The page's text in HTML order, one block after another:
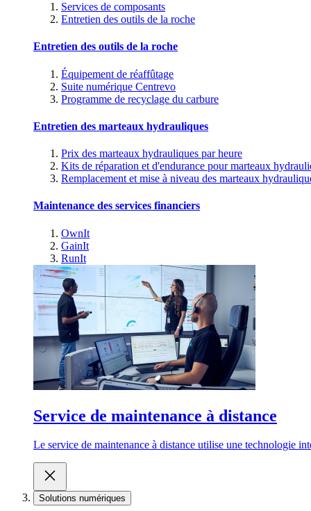
Services de composants
Entretien des outils de la roche
Entretien des outils de la roche
Équipement de réaffûtage
Suite numérique Centrevo
Programme de recyclage du carbure
Entretien des marteaux hydrauliques
Prix des marteaux hydrauliques par heure
Kits de réparation et d'endurance pour marteaux
Remplacement et mise à niveau des marteaux
Maintenance des services financiers
OwnIt
GainIt
RunIt
Service de maintenance à distance
Le service de maintenance à distance utilise une technologie
Solutions numériques